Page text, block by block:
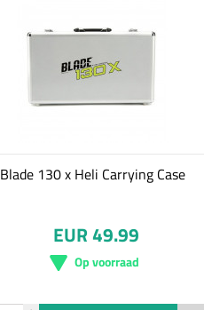
Blade 130 x Heli Carrying Case
EUR 49.99
Op voorraad